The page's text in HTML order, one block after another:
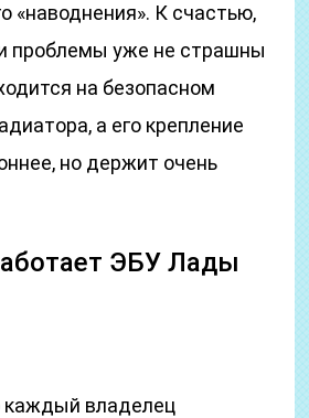
«наводнения». К счастью,
проблемы уже не страшны
на безопасном
а его крепление
но держит очень
ЭБУ Лады
каждый владелец